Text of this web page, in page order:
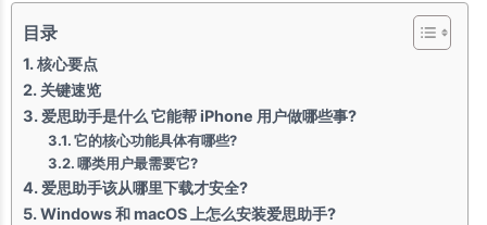
目录
核心要点
关键速览
爱思助手是什么 它能帮 iPhone 用户做哪些事?
它的核心功能具体有哪些?
哪类用户最需要它?
爱思助手该从哪里下载才安全?
Windows 和 macOS 上怎么安装爱思助手?